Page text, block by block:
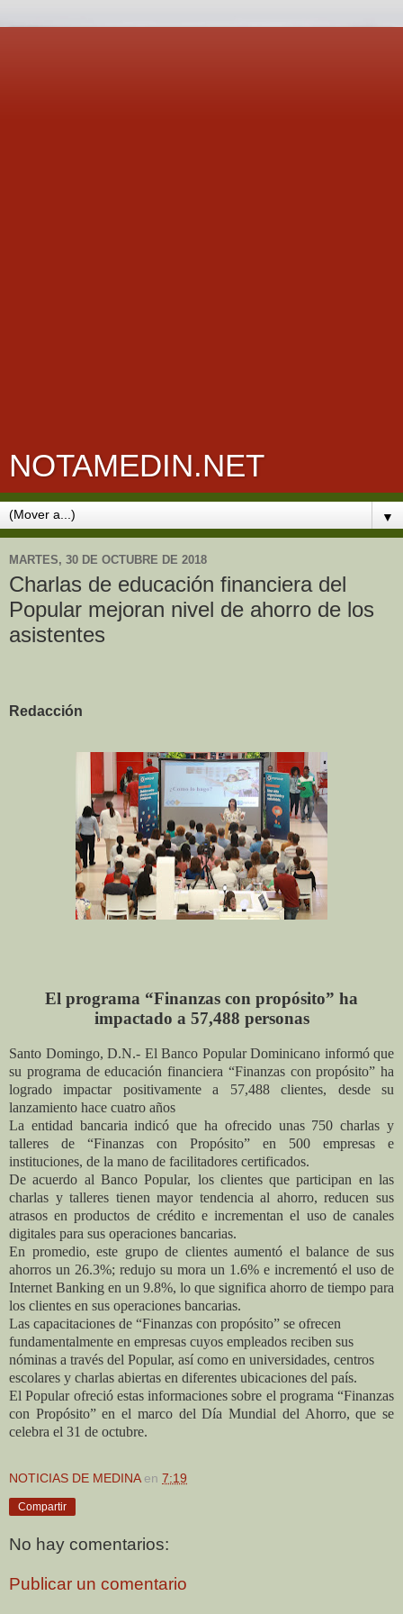
NOTAMEDIN.NET
▼
MARTES, 30 DE OCTUBRE DE 2018
Charlas de educación financiera del
Popular mejoran nivel de ahorro de los
asistentes
Redacción
El programa “Finanzas con propósito” ha
impactado a 57,488 personas
Santo Domingo, D.N.- El Banco Popular Dominicano informó que
su programa de educación financiera “Finanzas con propósito” ha
logrado impactar positivamente a 57,488 clientes, desde su
lanzamiento hace cuatro años
La entidad bancaria indicó que ha ofrecido unas 750 charlas y
talleres de “Finanzas con Propósito” en 500 empresas e
instituciones, de la mano de facilitadores certificados.
De acuerdo al Banco Popular, los clientes que participan en las
charlas y talleres tienen mayor tendencia al ahorro, reducen sus
atrasos en productos de crédito e incrementan el uso de canales
digitales para sus operaciones bancarias.
En promedio, este grupo de clientes aumentó el balance de sus
ahorros un 26.3%; redujo su mora un 1.6% e incrementó el uso de
Internet Banking en un 9.8%, lo que significa ahorro de tiempo para
los clientes en sus operaciones bancarias.
Las capacitaciones de “Finanzas con propósito” se ofrecen
fundamentalmente en empresas cuyos empleados reciben sus
nóminas a través del Popular, así como en universidades, centros
escolares y charlas abiertas en diferentes ubicaciones del país.
El Popular ofreció estas informaciones sobre el programa “Finanzas
con Propósito” en el marco del Día Mundial del Ahorro, que se
celebra el 31 de octubre.
NOTICIAS DE MEDINA en 7:19
Compartir
No hay comentarios:
Publicar un comentario